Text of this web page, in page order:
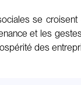
se
et les
des